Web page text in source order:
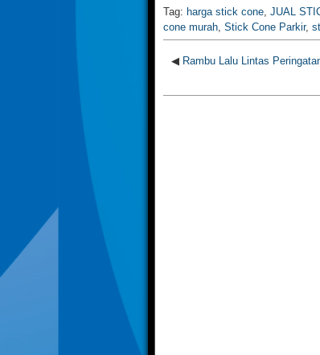
Tag: harga stick cone JUAL
cone murah Stick Cone Parkir,
◀ Rambu Lalu Lintas